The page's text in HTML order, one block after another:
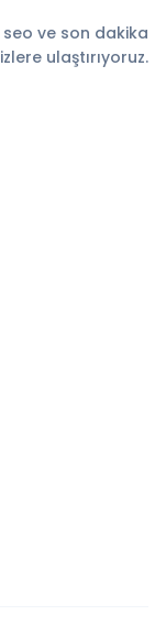
ve son dakika
ulaştırıyoruz.